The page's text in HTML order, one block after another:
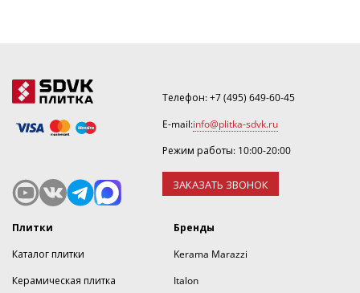
Телефон:+7 (495) 649-60-45
E-mail:info@plitka-sdvk.ru
Режим работы: 10:00-20:00
ЗАКАЗАТЬ ЗВОНОК
Плитки
Каталог плитки
Керамическая плитка
Бренды
Kerama Marazzi
Italon